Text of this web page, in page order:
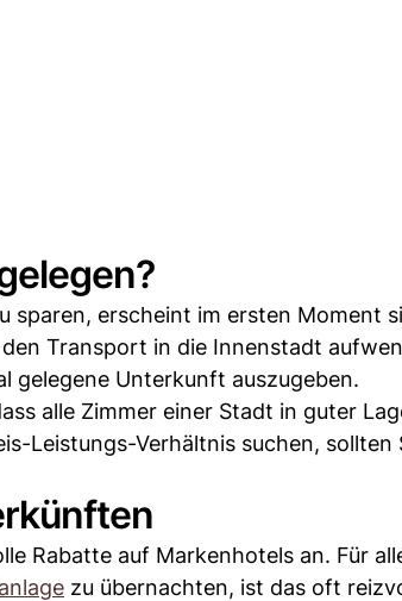
sparen, erscheint im ersten Moment
Transport in die Innenstadt
gelegene Unterkunft auszugeben.
alle Zimmer einer Stadt in guter
Leistungs-Verhältnis suchen,
Rabatte auf Markenhotels an. Für
zu übernachten, ist das oft